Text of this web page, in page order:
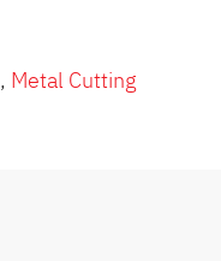
, Metal Cutting